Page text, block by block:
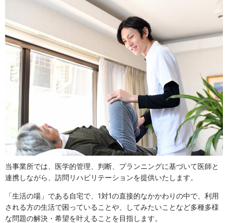
当事業所では、医学的管理、判断、プランニングに基づいて医師と
連携しながら、訪問リハビリテーションを提供いたします。
「生活の場」である自宅で、1対1の直接的なかかわりの中で、利用
される方の生活で困っていることや、してみたいことなど多種多様
な問題の解決・希望を叶えることを目指します。